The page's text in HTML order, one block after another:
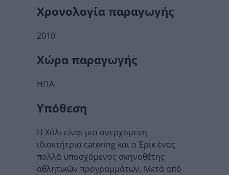
Χρονολογία παραγωγής
2010
Χώρα παραγωγής
ΗΠΑ
Υπόθεση
Η Χόλι είναι μια ανερχόμενη
ιδιοκτήτρια catering και ο Έρικ ένας
πολλά υποσχόμενος σκηνοθέτης
αθλητικών προγραμμάτων. Μετά από